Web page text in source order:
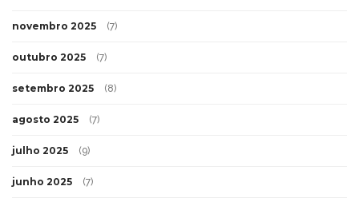
novembro 2025 (7)
outubro 2025 (7)
setembro 2025 (8)
agosto 2025 (7)
julho 2025 (9)
junho 2025 (7)